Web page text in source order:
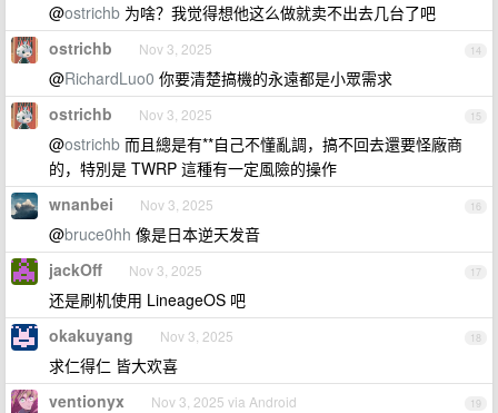
@ostrichb 为啥？我觉得想他这么做就卖不出去几台了吧
14
ostrichb Nov 3, 2025
@RichardLuo0 你要清楚搞機的永遠都是小眾需求
15
ostrichb Nov 3, 2025
@ostrichb 而且總是有**自己不懂亂調，搞不回去還要怪廠商
的，特別是 TWRP 這種有一定風險的操作
16
wnanbei Nov 3, 2025
@bruce0hh 像是日本逆天发音
17
jackOff Nov 3, 2025
还是刷机使用 LineageOS 吧
18
okakuyang Nov 3, 2025
求仁得仁 皆大欢喜
19
ventionyx Nov 3, 2025 via Android